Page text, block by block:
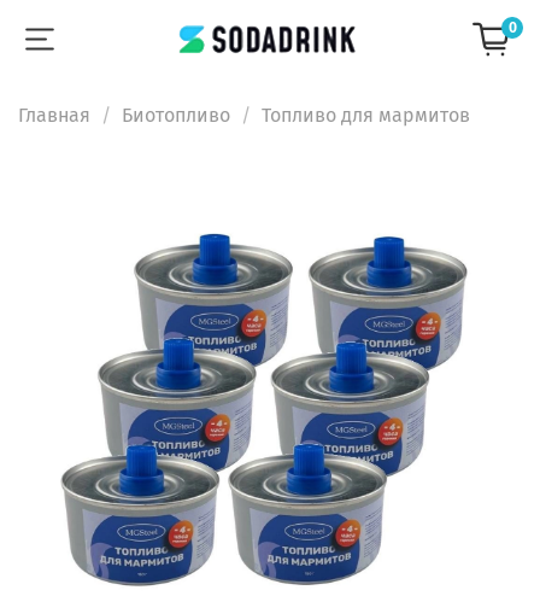
0
Главная Биотопливо Топливо для мармитов